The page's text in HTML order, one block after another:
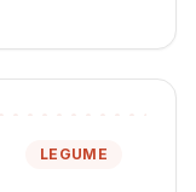
LEGUME